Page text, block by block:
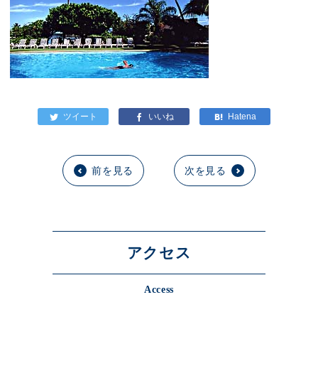
前を見る 次を見る
アクセス
Access